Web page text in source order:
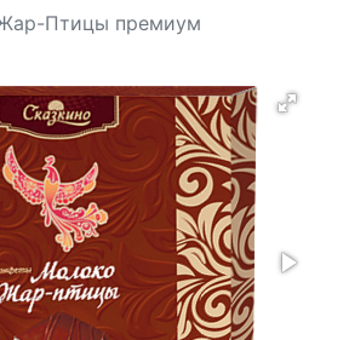
Птицы премиум